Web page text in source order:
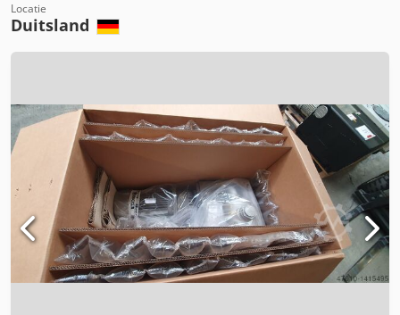
Locatie
Duitsland